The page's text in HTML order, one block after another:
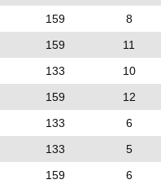
159
8
159
11
133
10
159
12
133
6
133
5
159
6